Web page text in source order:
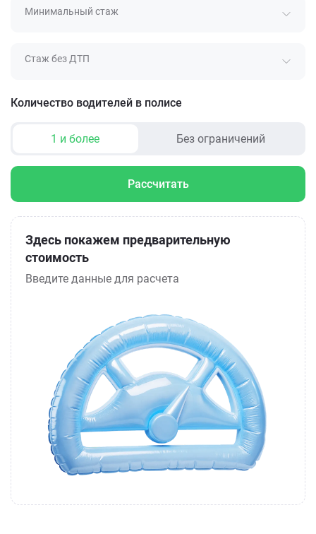
Минимальный стаж
Стаж без ДТП
Количество водителей в полисе
1 и более Без ограничений
Рассчитать
Здесь покажем предварительную
стоимость
Введите данные для расчета